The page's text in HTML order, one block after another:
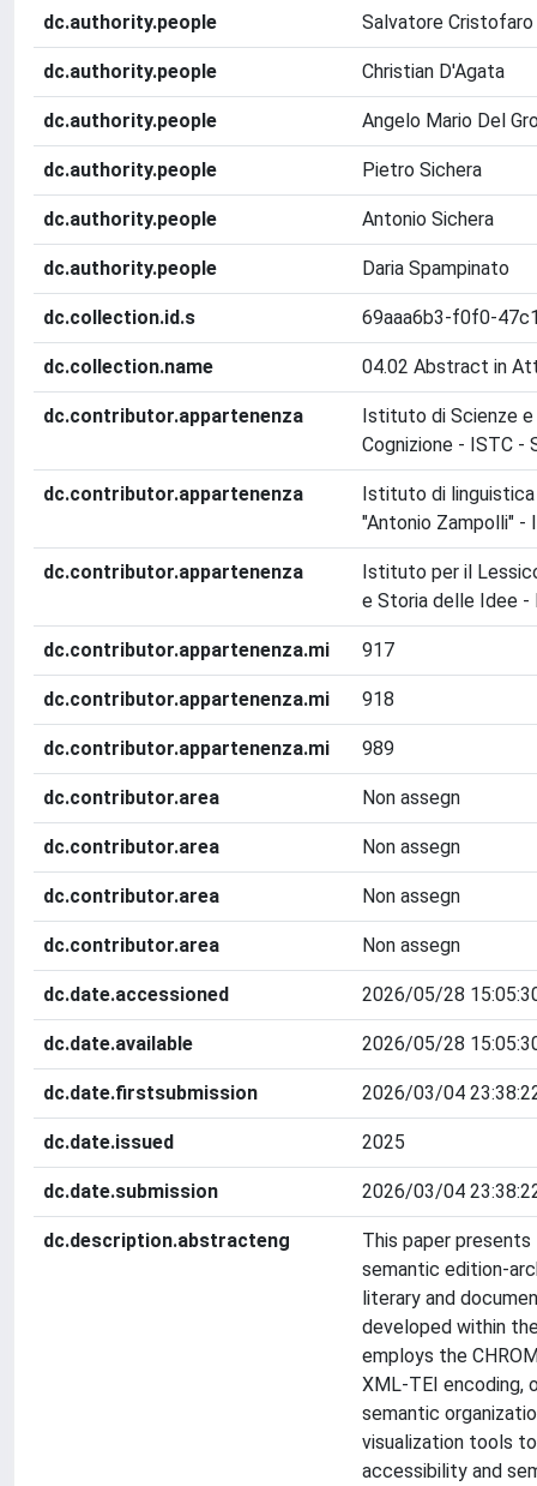
dc.authority.people Salvatore Cristofaro
dc.authority.people Christian D'Agata
dc.authority.people Angelo Mario Del
dc.authority.people Pietro Sichera
dc.authority.people Antonio Sichera
dc.authority.people Daria Spampinato
dc.collection.id.s 69aaa6b3-f0f0-
dc.collection.name 04.02 Abstract in
dc.contributor.appartenenza
Istituto di Scienze
Cognizione - ISTC -
dc.contributor.appartenenza
Istituto di
"Antonio Zampolli" -
dc.contributor.appartenenza
Istituto per il
e Storia delle Idee -
dc.contributor.appartenenza.mi 917
dc.contributor.appartenenza.mi 918
dc.contributor.appartenenza.mi 989
dc.contributor.area Non assegn
dc.contributor.area Non assegn
dc.contributor.area Non assegn
dc.contributor.area Non assegn
dc.date.accessioned 2026/05/28
dc.date.available 2026/05/28
dc.date.firstsubmission 2026/03/04
dc.date.issued 2025
dc.date.submission 2026/03/04
dc.description.abstracteng
This paper
semantic edition-
literary and
developed within
employs the
XML-TEI encoding,
semantic
visualization tools
accessibility and